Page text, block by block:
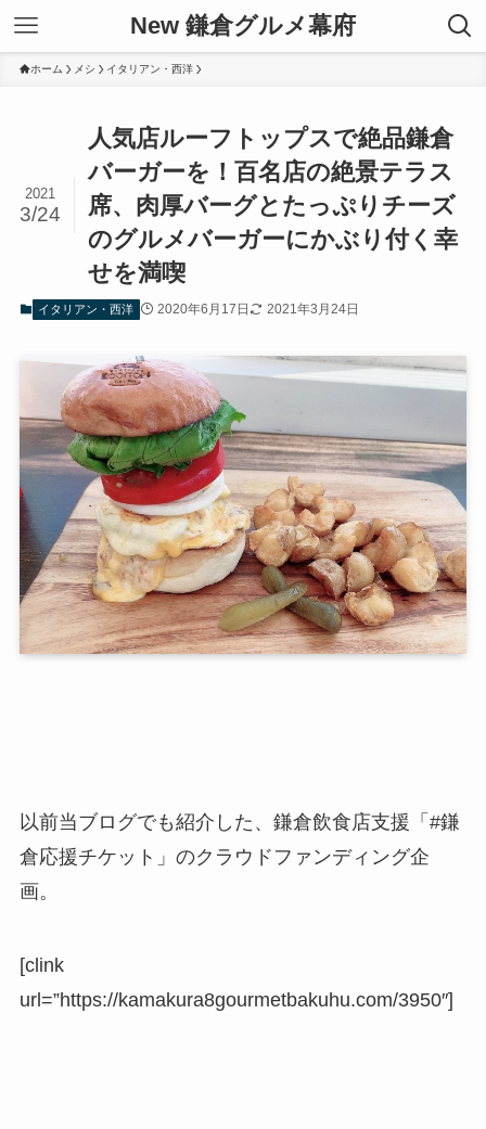
New 鎌倉グルメ幕府
ホーム メシ イタリアン・西洋
人気店ルーフトップスで絶品鎌倉
バーガーを！百名店の絶景テラス
席、肉厚バーグとたっぷりチーズ
のグルメバーガーにかぶり付く幸
せを満喫
2021
3/24
イタリアン・西洋 2020年6月17日 2021年3月24日
以前当ブログでも紹介した、鎌倉飲食店支援「#鎌
倉応援チケット」のクラウドファンディング企
画。
[clink
url=”https://kamakura8gourmetbakuhu.com/3950″]